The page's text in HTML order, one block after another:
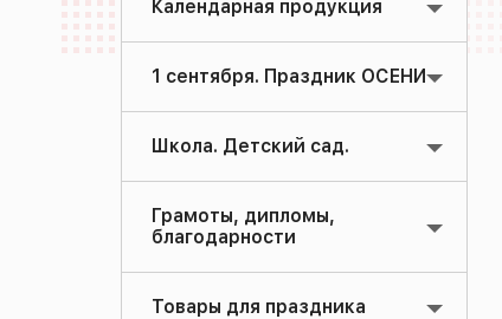
Календарная продукция
1 сентября. Праздник ОСЕНИ
Школа. Детский сад.
Грамоты, дипломы,
благодарности
Товары для праздника